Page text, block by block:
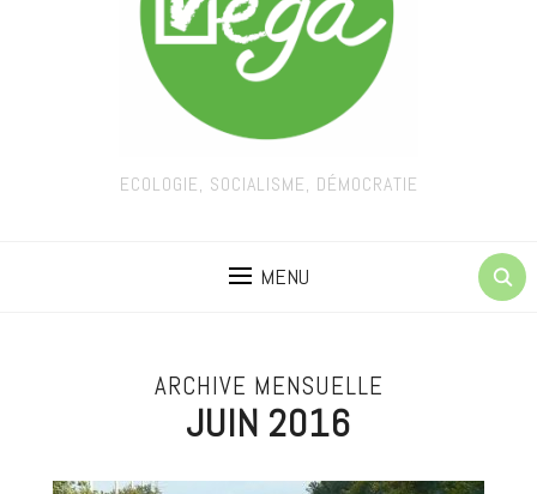
ECOLOGIE, SOCIALISME, DÉMOCRATIE
MENU
ARCHIVE MENSUELLE
JUIN 2016